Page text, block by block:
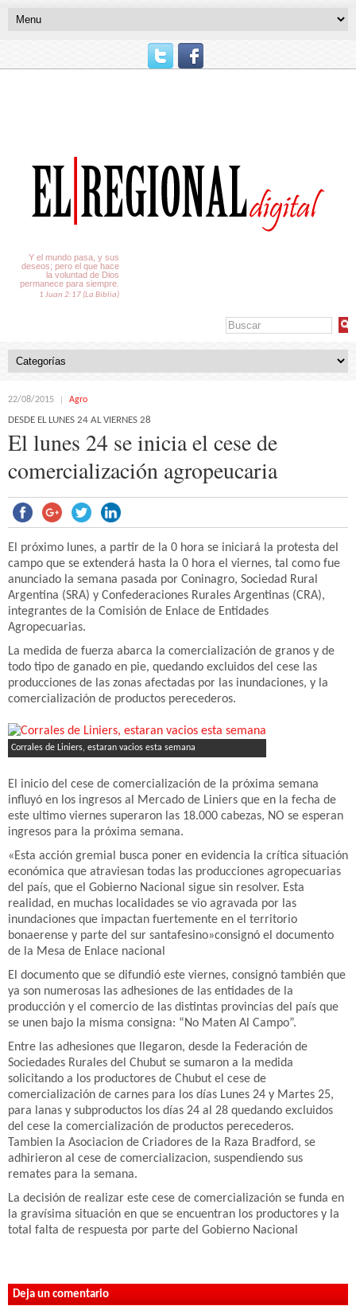
Y el mundo pasa, y sus
deseos; pero el que hace
la voluntad de Dios
permanece para siempre.
1 Juan 2:17 (La Biblia)
22/08/2015 Agro
DESDE EL LUNES 24 AL VIERNES 28
El lunes 24 se inicia el cese de
comercialización agropeucaria
El próximo lunes, a partir de la 0 hora se iniciará la protesta del
campo que se extenderá hasta la 0 hora el viernes, tal como fue
anunciado la semana pasada por Coninagro, Sociedad Rural
Argentina (SRA) y Confederaciones Rurales Argentinas (CRA),
integrantes de la Comisión de Enlace de Entidades
Agropecuarias.
La medida de fuerza abarca la comercialización de granos y de
todo tipo de ganado en pie, quedando excluidos del cese las
producciones de las zonas afectadas por las inundaciones, y la
comercialización de productos perecederos.
Corrales de Liniers, estaran vacios esta semana
El inicio del cese de comercialización de la próxima semana
influyó en los ingresos al Mercado de Liniers que en la fecha de
este ultimo viernes superaron las 18.000 cabezas, NO se esperan
ingresos para la próxima semana.
«Esta acción gremial busca poner en evidencia la crítica situación
económica que atraviesan todas las producciones agropecuarias
del país, que el Gobierno Nacional sigue sin resolver. Esta
realidad, en muchas localidades se vio agravada por las
inundaciones que impactan fuertemente en el territorio
bonaerense y parte del sur santafesino»consignó el documento
de la Mesa de Enlace nacional
El documento que se difundió este viernes, consignó también que
ya son numerosas las adhesiones de las entidades de la
producción y el comercio de las distintas provincias del país que
se unen bajo la misma consigna: “No Maten Al Campo”.
Entre las adhesiones que llegaron, desde la Federación de
Sociedades Rurales del Chubut se sumaron a la medida
solicitando a los productores de Chubut el cese de
comercialización de carnes para los días Lunes 24 y Martes 25,
para lanas y subproductos los días 24 al 28 quedando excluidos
del cese la comercialización de productos perecederos.
Tambien la Asociacion de Criadores de la Raza Bradford, se
adhirieron al cese de comercializacion, suspendiendo sus
remates para la semana.
La decisión de realizar este cese de comercialización se funda en
la gravísima situación en que se encuentran los productores y la
total falta de respuesta por parte del Gobierno Nacional
Deja un comentario